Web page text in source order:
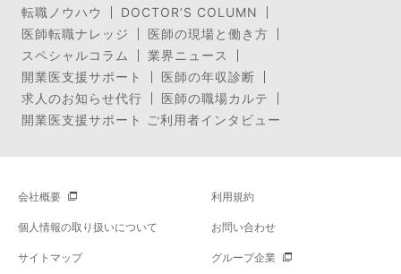
転職ノウハウ
DOCTOR’S COLUMN
医師転職ナレッジ
医師の現場と働き方
スペシャルコラム
業界ニュース
開業医支援サポート
医師の年収診断
求人のお知らせ代行
医師の職場カルテ
開業医支援サポート ご利用者インタビュー
会社概要 利用規約
個人情報の取り扱いについて お問い合わせ
サイトマップ グループ企業